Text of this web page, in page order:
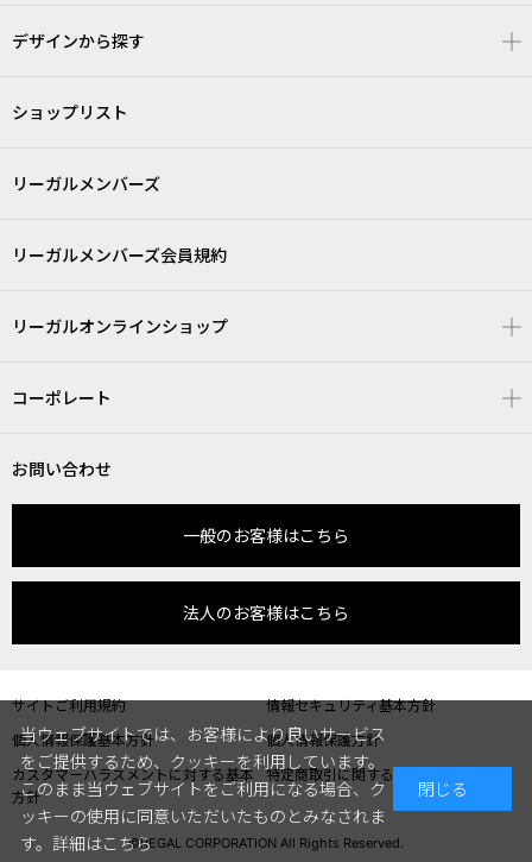
デザインから探す
ショップリスト
リーガルメンバーズ
リーガルメンバーズ会員規約
リーガルオンラインショップ
コーポレート
お問い合わせ
一般のお客様はこちら
法人のお客様はこちら
サイトご利用規約
情報セキュリティ基本方針
個人情報保護基本方針
個人情報保護方針
カスタマーハラスメントに対する基本
方針
特定商取引に関する表記
©REGAL CORPORATION All Rights Reserved.
当ウェブサイトでは、お客様により良いサービス
をご提供するため、クッキーを利用しています。
このまま当ウェブサイトをご利用になる場合、ク
ッキーの使用に同意いただいたものとみなされま
す。 詳細はこちら
閉じる